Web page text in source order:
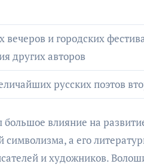
и городских
других авторов
русских поэтов
влияние на
символизма, а его
и художников.